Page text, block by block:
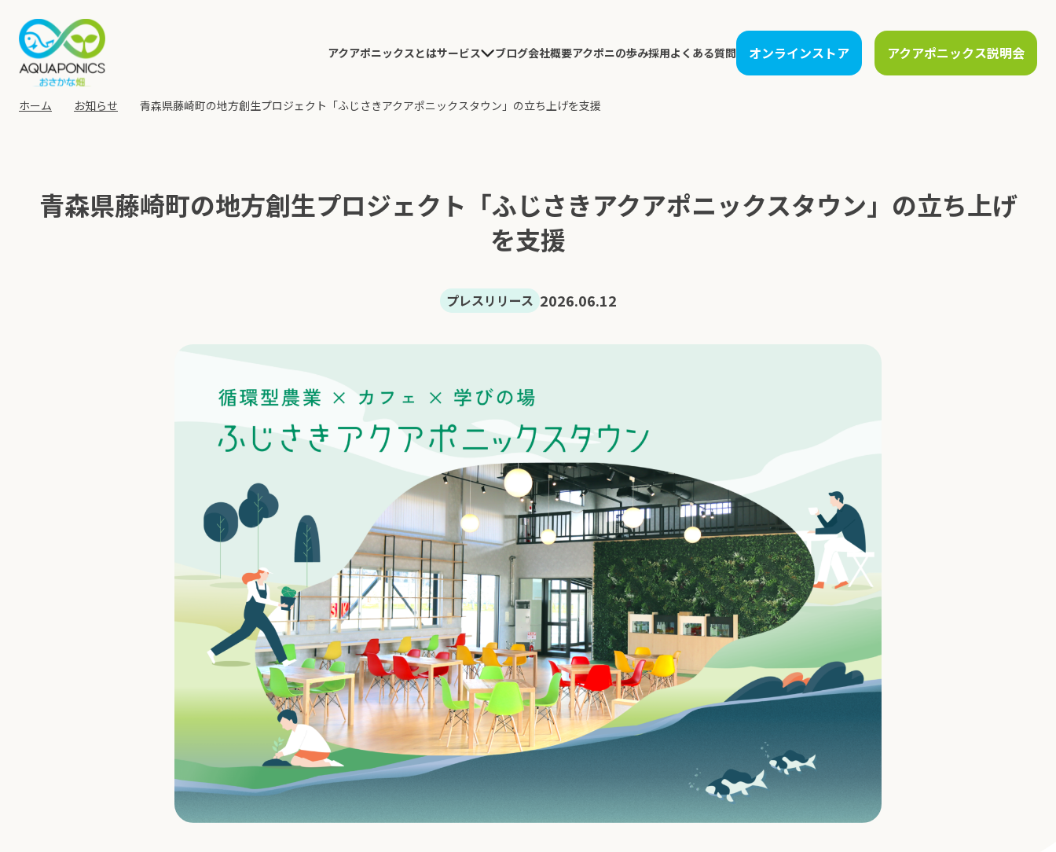
アクアポニックスとはサービス
農園施工
農園デザイン・施工
実績紹介
販売先開拓・物流構築
講演・研修
ブログ会社概要アクポニの歩み採用よくある質問 オンラインストア アクアポニックス説明会
ホーム お知らせ 青森県藤崎町の地方創生プロジェクト「ふじさきアクアポニックスタウン」の立ち上げを支援
青森県藤崎町の地方創生プロジェクト「ふじさきアクアポニックスタウン」の立ち上げ
を支援
プレスリリース 2026.06.12